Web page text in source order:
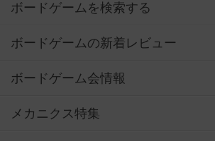
ボードゲームを検索する
ボードゲームの新着レビュー
ボードゲーム会情報
メカニクス特集